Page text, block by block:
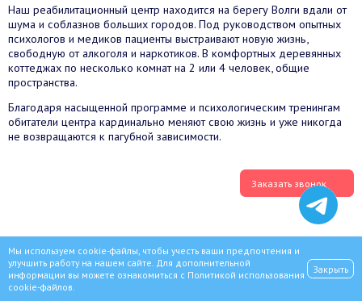
Наш реабилитационный центр находится на берегу Волги вдали от
шума и соблазнов больших городов. Под руководством опытных
психологов и медиков пациенты выстраивают новую жизнь,
свободную от алкоголя и наркотиков. В комфортных деревянных
коттеджах по несколько комнат на 2 или 4 человек, общие
пространства.
Благодаря насыщенной программе и психологическим тренингам
обитатели центра кардинально меняют свою жизнь и уже никогда
не возвращаются к пагубной зависимости.
Заказать звонок
Мы используем cookie-файлы, чтобы учесть ваши предпочтения и
улучшить работу на нашем сайте. Для дополнительной
информации вы можете ознакомиться с Политикой использования
cookie-файлов.
Закрыть